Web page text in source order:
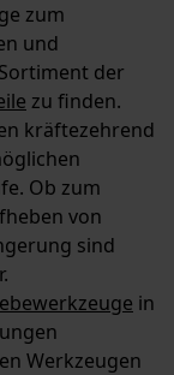
zum
und
der
zu finden.
kräftezehrend
Ob zum
von
sind
in
Werkzeugen